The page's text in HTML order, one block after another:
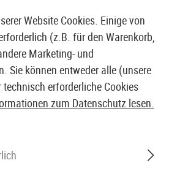
AIRSOFT SHOP & GROßHÄNDLER
Website Cookies. Einige von
(z.B. für den Warenkorb,
Marketing- und
Sie können entweder alle (unsere
erforderliche Cookies
zum Datenschutz lesen.